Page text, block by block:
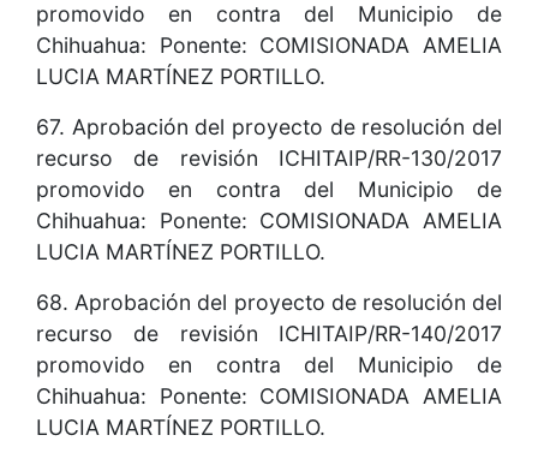
promovido en contra del Municipio de
Chihuahua: Ponente: COMISIONADA AMELIA
LUCIA MARTÍNEZ PORTILLO.
67. Aprobación del proyecto de resolución del
recurso de revisión ICHITAIP/RR-130/2017
promovido en contra del Municipio de
Chihuahua: Ponente: COMISIONADA AMELIA
LUCIA MARTÍNEZ PORTILLO.
68. Aprobación del proyecto de resolución del
recurso de revisión ICHITAIP/RR-140/2017
promovido en contra del Municipio de
Chihuahua: Ponente: COMISIONADA AMELIA
LUCIA MARTÍNEZ PORTILLO.